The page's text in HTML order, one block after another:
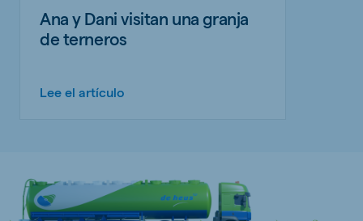
Ana y Dani visitan una granja
de terneros
Lee el artículo